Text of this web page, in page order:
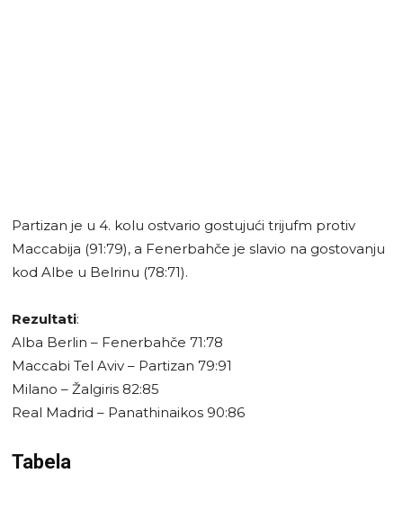
Partizan je u 4. kolu ostvario gostujući trijufm protiv
Maccabija (91:79), a Fenerbahče je slavio na gostovanju
kod Albe u Belrinu (78:71).
Rezultati:
Alba Berlin – Fenerbahče 71:78
Maccabi Tel Aviv – Partizan 79:91
Milano – Žalgiris 82:85
Real Madrid – Panathinaikos 90:86
Tabela